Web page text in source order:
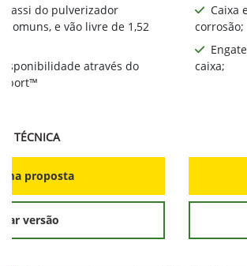
do pulverizador
comuns, e vão livre de 1,52
através do
TÉCNICA
proposta
versão
Caixa
corrosão;
caixa;